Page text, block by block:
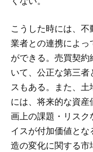
こうした時には、
業者との連携によっ
ができる。売買契
いて、公正な第三
スもある。また、
には、将来的な資
画上の課題・リス
イスが付加価値と
造の変化に関する